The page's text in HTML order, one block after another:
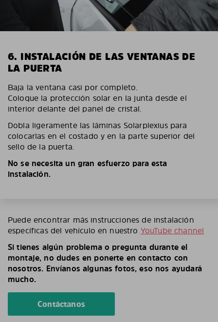
6. INSTALACIÓN DE LAS VENTANAS DE
LA PUERTA
Baja la ventana casi por completo.
Coloque la protección solar en la junta desde el
interior delante del panel de cristal.
Dobla ligeramente las láminas Solarplexius para
colocarlas en el costado y en la parte superior del
sello de la puerta.
No se necesita un gran esfuerzo para esta
instalación.
Puede encontrar más instrucciones de instalación
específicas del vehículo en nuestro YouTube channel
Si tienes algún problema o pregunta durante el
montaje, no dudes en ponerte en contacto con
nosotros. Envíanos algunas fotos, eso nos ayudará
mucho.
Contáctanos